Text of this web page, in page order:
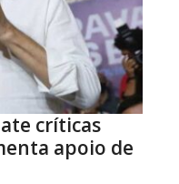
críticas
apoio de